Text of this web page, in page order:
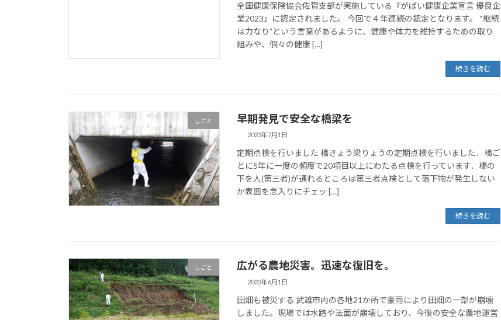
全国健康保険協会佐賀支部が実施している『がばい健康企業宣言 優良企
業2023』に認定されました。 今回で４年連続の認定となります。 “継続
は力なり”という言葉があるように、健康や体力を維持するための取り
組みや、個々の健康 […]
続きを読む
しごと 早期発見で安全な橋梁を
2023年7月1日
定期点検を行いました 橋きょう梁りょうの定期点検を行いました．橋ご
とに5年に一度の頻度で20項目以上にわたる点検を行っています．橋の
下を人(第三者)が通れるところは第三者点検として落下物が発生しない
か表面を念入りにチェッ […]
続きを読む
しごと 広がる農地災害。迅速な復旧を。
2023年6月1日
田畑も被災する 武雄市内の各地21か所で豪雨により田畑の一部が崩壊
しました。現場では水路や法面が崩壊しており、今後の安全な農地運営